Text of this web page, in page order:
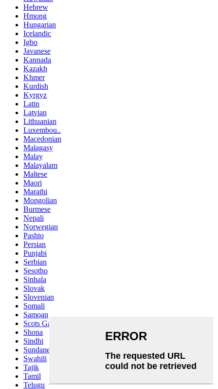
Hebrew
Hmong
Hungarian
Icelandic
Igbo
Javanese
Kannada
Kazakh
Khmer
Kurdish
Kyrgyz
Latin
Latvian
Lithuanian
Luxembou..
Macedonian
Malagasy
Malay
Malayalam
Maltese
Maori
Marathi
Mongolian
Burmese
Nepali
Norwegian
Pashto
Persian
Punjabi
Serbian
Sesotho
Sinhala
Slovak
Slovenian
Somali
Samoan
Scots Gaelic
Shona
Sindhi
Sundanese
Swahili
Tajik
Tamil
Telugu